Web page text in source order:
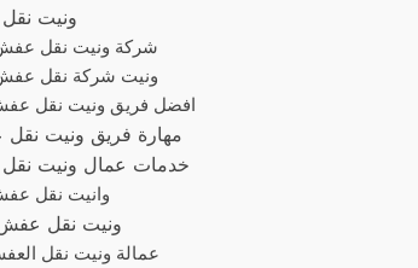
ونيت
شركة ونيت نقل
ونيت شركة نقل
افضل فريق ونيت نقل
مهارة فريق ونيت
خدمات عمال ونيت
وانيت نقل
ونيت نقل
عمالة ونيت نقل